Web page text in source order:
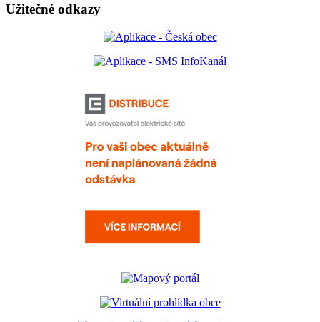
Užitečné odkazy